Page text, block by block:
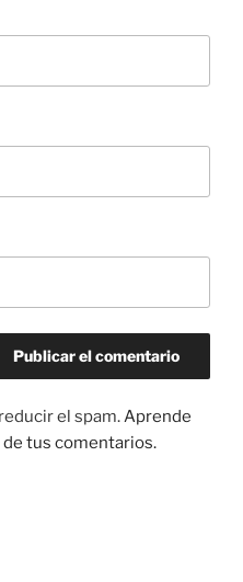
el spam.Aprende
tus comentarios.